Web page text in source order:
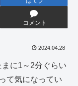
コメント
2024.04.28
に1～2分ぐらい
て気になってい